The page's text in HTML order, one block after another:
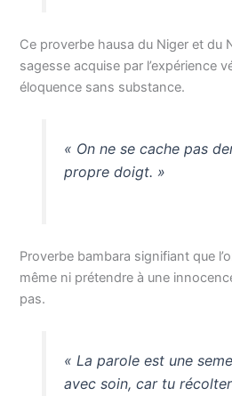
Ce proverbe hausa du Niger et du
sagesse acquise par l’expérience
éloquence sans substance.
« On ne se cache pas
propre doigt. »
Proverbe bambara signifiant que
même ni prétendre à une
pas.
« La parole est une
avec soin, car tu